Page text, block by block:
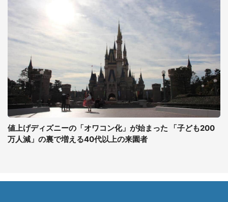
値上げディズニーの「オワコン化」が始まった 「子ども200
万人減」の裏で増える40代以上の来園者